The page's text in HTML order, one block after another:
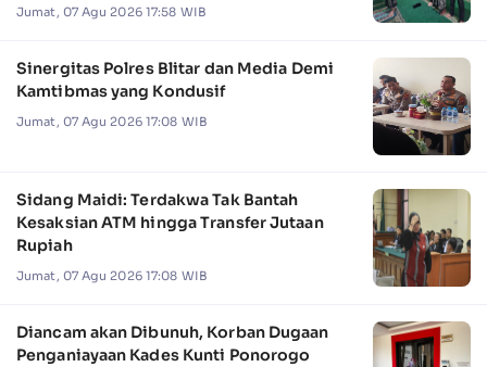
Jumat, 07 Agu 2026 17:58 WIB
Sinergitas Polres Blitar dan Media Demi
Kamtibmas yang Kondusif
Jumat, 07 Agu 2026 17:08 WIB
Sidang Maidi: Terdakwa Tak Bantah
Kesaksian ATM hingga Transfer Jutaan
Rupiah
Jumat, 07 Agu 2026 17:08 WIB
Diancam akan Dibunuh, Korban Dugaan
Penganiayaan Kades Kunti Ponorogo